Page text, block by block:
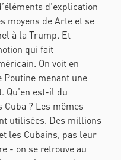
d’explication
moyens de Arte et se
à la Trump. Et
qui fait
On voit en
Poutine menant une
Qu'en est-il du
? Les mêmes
utilisées. Des millions
les Cubains, pas leur
- on se retrouve au